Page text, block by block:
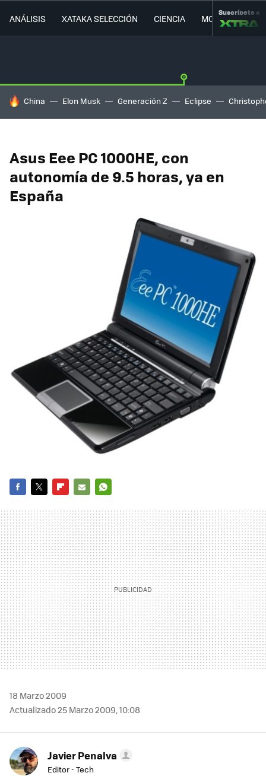
ANÁLISIS XATAKA SELECCIÓN CIENCIA MOVILIDAD
Suscríbete a
HOY SE HABLA DE
China Elon Musk Generación Z Eclipse
Asus Eee PC 1000HE, con
autonomía de 9.5 horas, ya en
España
MAIL
18 Marzo 2009
Actualizado 25 Marzo 2009, 10:08
Javier Penalva
Editor - Tech